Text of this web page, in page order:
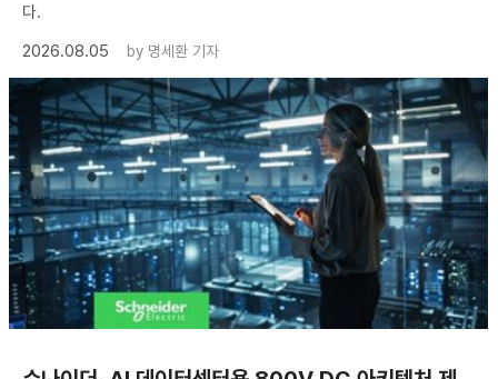
다.
2026.08.05
by 명세환 기자